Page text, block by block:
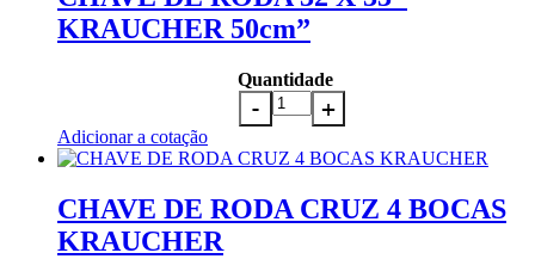
KRAUCHER 50cm”
Quantidade
Adicionar a cotação
CHAVE DE RODA CRUZ 4 BOCAS
KRAUCHER